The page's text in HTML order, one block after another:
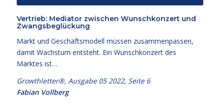
Vertrieb: Mediator zwischen Wunschkonzert und
Zwangsbeglückung
Markt und Geschäftsmodell müssen zusammenpassen,
damit Wachstum entsteht. Ein Wunschkonzert des
Marktes ist…
Growthletter®, Ausgabe 05 2022, Seite 6
Fabian Vollberg